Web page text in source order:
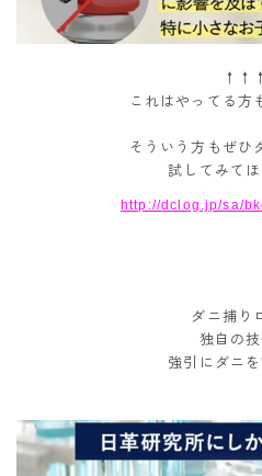
↑↑↑
これはやってる方
そういう方もぜひ
試してみてほ
http://dclog.jp/sa/
ダニ捕り
独自の
強引にダニ